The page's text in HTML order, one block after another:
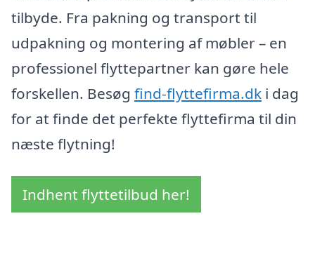
tilbyde. Fra pakning og transport til
udpakning og montering af møbler – en
professionel flyttepartner kan gøre hele
forskellen. Besøg find-flyttefirma.dk i dag
for at finde det perfekte flyttefirma til din
næste flytning!
Indhent flyttetilbud her!